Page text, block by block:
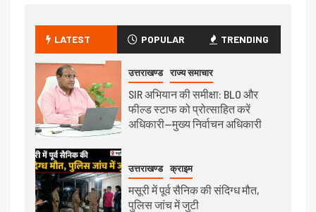
LATEST POPULAR TRENDING
उत्तराखण्ड राज्य समाचार
SIR अभियान की समीक्षा: BLO और
फील्ड स्टाफ को प्रोत्साहित करें
अधिकारी—मुख्य निर्वाचन अधिकारी
उत्तराखण्ड क्राइम
मसूरी में पूर्व सैनिक की संदिग्ध मौत,
पुलिस जांच में जुटी